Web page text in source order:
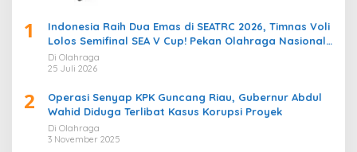
1
Indonesia Raih Dua Emas di SEATRC 2026, Timnas Voli
Lolos Semifinal SEA V Cup! Pekan Olahraga Nasional
Bergemuruh
Di Olahraga
25 Juli 2026
2
Operasi Senyap KPK Guncang Riau, Gubernur Abdul
Wahid Diduga Terlibat Kasus Korupsi Proyek
Di Olahraga
3 November 2025